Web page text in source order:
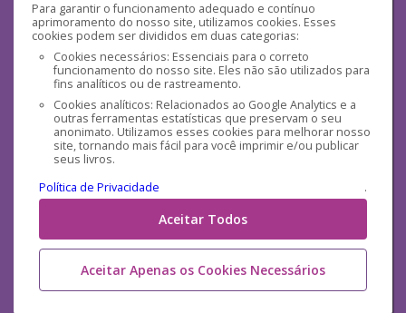
Para garantir o funcionamento adequado e contínuo
aprimoramento do nosso site, utilizamos cookies. Esses
cookies podem ser divididos em duas categorias:
Cookies necessários: Essenciais para o correto
funcionamento do nosso site. Eles não são utilizados para
fins analíticos ou de rastreamento.
Cookies analíticos: Relacionados ao Google Analytics e a
outras ferramentas estatísticas que preservam o seu
anonimato. Utilizamos esses cookies para melhorar nosso
site, tornando mais fácil para você imprimir e/ou publicar
seus livros.
Política de Privacidade
.
Aceitar Todos
Aceitar Apenas os Cookies Necessários
Segurança
Mídias Sociais